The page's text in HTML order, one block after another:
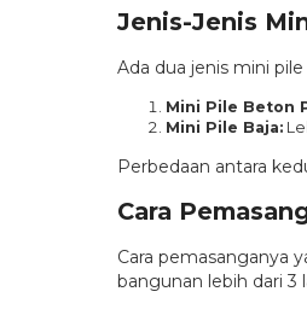
Jenis-Jenis
Ada dua jenis mini
Mini Pile Beton
Mini Pile Baja:
Perbedaan antara
Cara
Cara pemasanganya
bangunan lebih dari 3